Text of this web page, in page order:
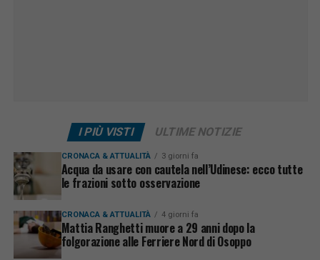
I PIÙ VISTI ULTIME NOTIZIE
CRONACA & ATTUALITÀ 3 giorni fa
Acqua da usare con cautela nell’Udinese: ecco tutte
le frazioni sotto osservazione
CRONACA & ATTUALITÀ 4 giorni fa
Mattia Ranghetti muore a 29 anni dopo la
folgorazione alle Ferriere Nord di Osoppo